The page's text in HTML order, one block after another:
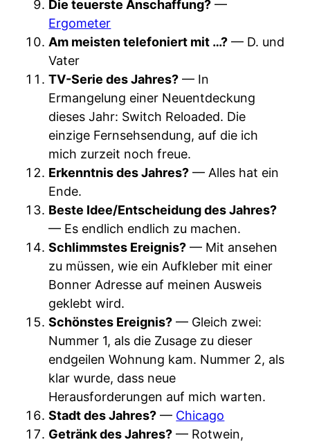
Die teuerste Anschaffung? —
Ergometer
Am meisten telefoniert mit …? — D. und
Vater
TV-Serie des Jahres? — In
Ermangelung einer Neuentdeckung
dieses Jahr: Switch Reloaded. Die
einzige Fernsehsendung, auf die ich
mich zurzeit noch freue.
Erkenntnis des Jahres? — Alles hat ein
Ende.
Beste Idee/Entscheidung des Jahres?
— Es endlich endlich zu machen.
Schlimmstes Ereignis? — Mit ansehen
zu müssen, wie ein Aufkleber mit einer
Bonner Adresse auf meinen Ausweis
geklebt wird.
Schönstes Ereignis? — Gleich zwei:
Nummer 1, als die Zusage zu dieser
endgeilen Wohnung kam. Nummer 2, als
klar wurde, dass neue
Herausforderungen auf mich warten.
Stadt des Jahres? — Chicago
Getränk des Jahres? — Rotwein,